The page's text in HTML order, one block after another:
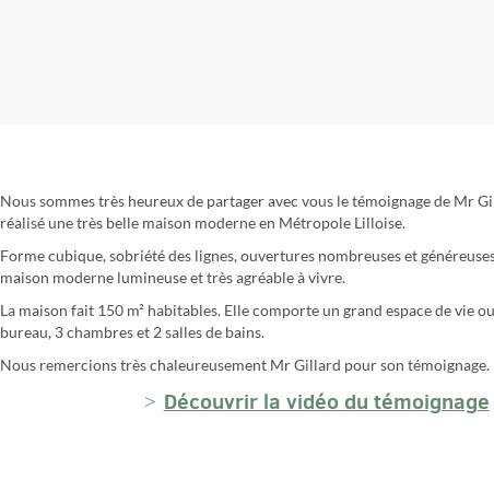
Nous sommes très heureux de partager avec vous le témoignage de Mr
réalisé une très belle maison moderne en Métropole Lilloise.
Forme cubique, sobriété des lignes, ouvertures nombreuses et
maison moderne lumineuse et très agréable à vivre.
La maison fait 150 m² habitables. Elle comporte un grand espace de vie
bureau, 3 chambres et 2 salles de bains.
Nous remercions très chaleureusement Mr Gillard pour son témoignage.
Découvrir la vidéo du témoignage